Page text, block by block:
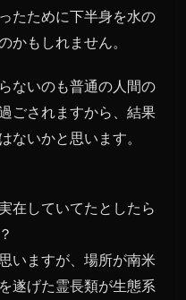
たために下半身を水の
かもしれません。
ないのも普通の人間の
ごされますから、結果
ないかと思います。
在していてたとしたら
いますが、場所が南米
遂げた霊長類が生態系